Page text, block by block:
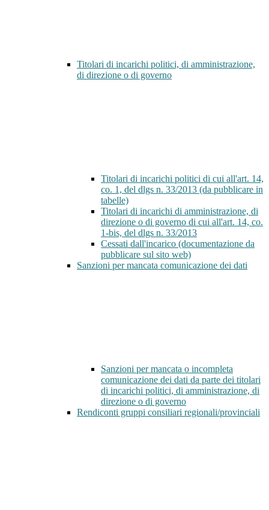
Titolari di incarichi politici, di amministrazione,
di direzione o di governo
Titolari di incarichi politici di cui all'art. 14,
co. 1, del dlgs n. 33/2013 (da pubblicare in
tabelle)
Titolari di incarichi di amministrazione, di
direzione o di governo di cui all'art. 14, co.
1-bis, del dlgs n. 33/2013
Cessati dall'incarico (documentazione da
pubblicare sul sito web)
Sanzioni per mancata comunicazione dei dati
Sanzioni per mancata o incompleta
comunicazione dei dati da parte dei titolari
di incarichi politici, di amministrazione, di
direzione o di governo
Rendiconti gruppi consiliari regionali/provinciali